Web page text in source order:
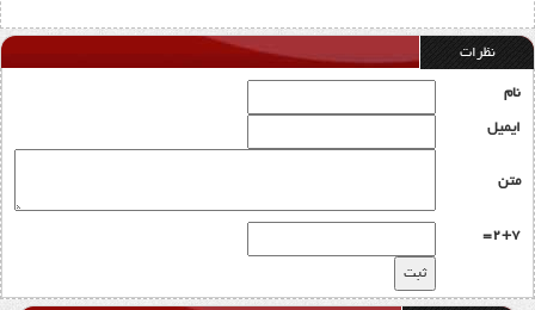
نظرات
نام
ایمیل
متن
2+7=